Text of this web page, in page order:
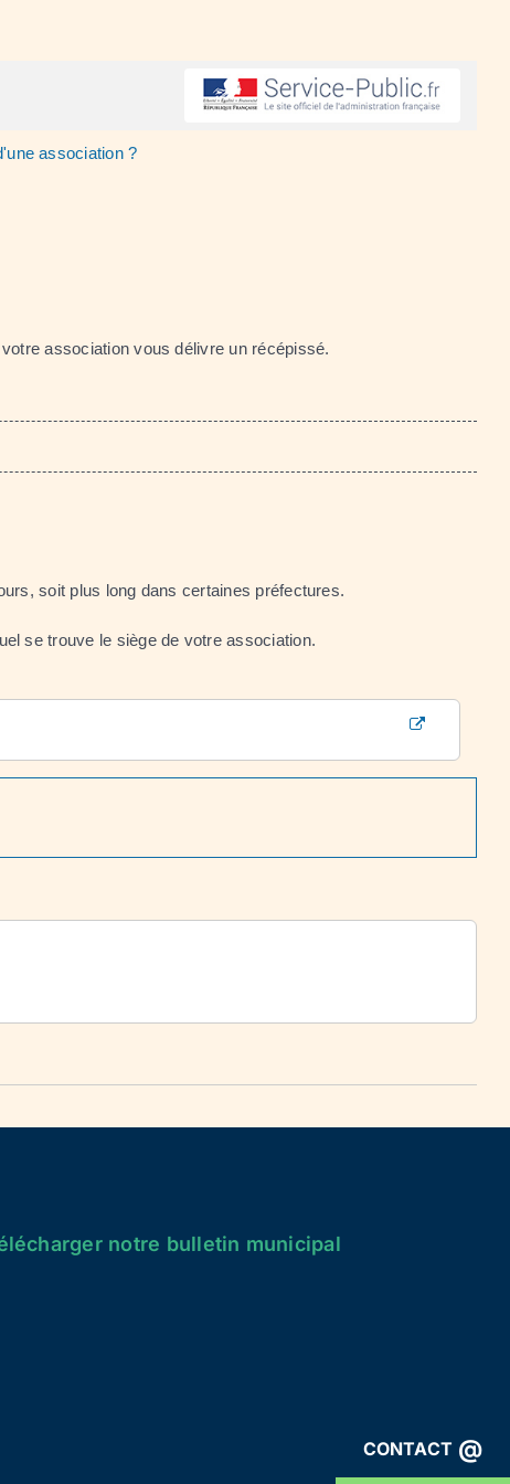
CONTACT @
association ?
association vous délivre un récépissé.
soit plus long dans certaines préfectures.
se trouve le siège de votre association.
notre bulletin municipal